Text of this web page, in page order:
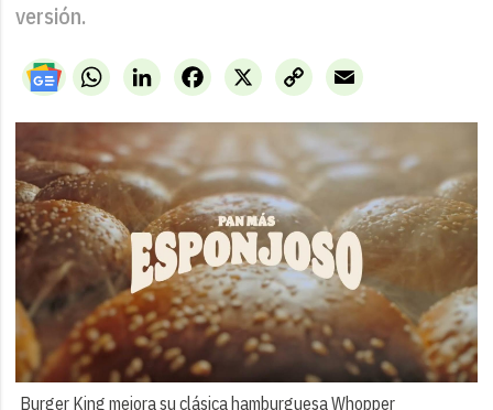
versión.
WhatsAppLinkedIn X
Facebook
Copy
Link
Email
Burger King mejora su clásica hamburguesa Whopper